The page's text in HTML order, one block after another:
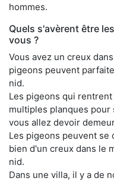
hommes.
Quels s'avèrent être
vous ?
Vous avez un creux
pigeons peuvent
nid.
Les pigeons qui
multiples planques
vous allez devoir
Les pigeons peuvent
bien d'un creux dans le
nid.
Dans une villa, il y a de